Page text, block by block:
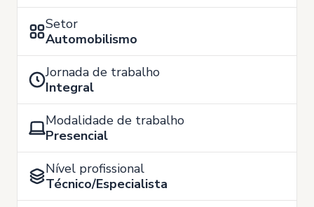
Setor
Automobilismo
Jornada de trabalho
Integral
Modalidade de trabalho
Presencial
Nível profissional
Técnico/Especialista